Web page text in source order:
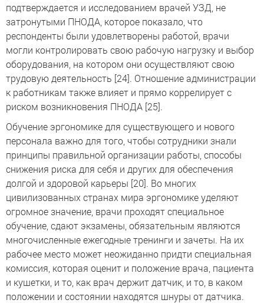
подтверждается и исследованием врачей УЗД, не
затронутыми ПНОДА, которое показало, что
респонденты были удовлетворены работой, врачи
могли контролировать свою рабочую нагрузку и выбор
оборудования, на котором они осуществляют свою
трудовую деятельность [24]. Отношение администрации
к работникам также влияет и прямо коррелирует с
риском возникновения ПНОДА [25].
Обучение эргономике для существующего и нового
персонала важно для того, чтобы сотрудники знали
принципы правильной организации работы, способы
снижения риска для себя и других для обеспечения
долгой и здоровой карьеры [20]. Во многих
цивилизованных странах мира эргономике уделяют
огромное значение, врачи проходят специальное
обучение, сдают экзамены, обязательным являются
многочисленные ежегодные тренинги и зачеты. На их
рабочее место может неожиданно придти специальная
комиссия, которая оценит и положение врача, пациента
и кушетки, и то, как врач держит датчик, и то, в каком
положении и состоянии находятся шнуры от датчика.